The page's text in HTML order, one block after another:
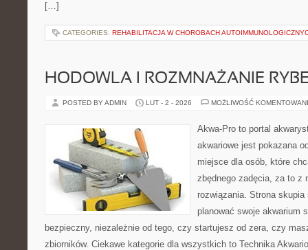
[…]
CATEGORIES: REHABILITACJA W CHOROBACH
HODOWLA I ROZMNAŻANIE
POSTED BY ADMIN LUT - 2 - 2026 MOŻLIWOŚĆ
Akwa-Pro to portal
akwariowe jest pokazana
miejsce dla osób, które
zbędnego zadęcia, za to z
rozwiązania. Strona
planować swoje akwarium
bezpieczny, niezależnie od tego, czy startujesz od zera, czy
zbiorników. Ciekawe kategorie dla wszystkich to Technika